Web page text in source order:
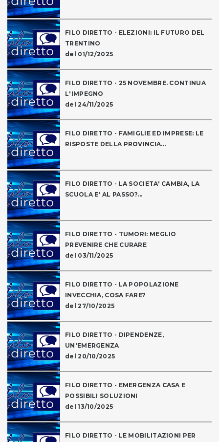
FILO DIRETTO - ELEZIONI: IL FUTURO DEL
TRENTINO
del 01/12/2025
FILO DIRETTO - 25 NOVEMBRE. CONTINUA
L'IMPEGNO
del 24/11/2025
FILO DIRETTO - FAMIGLIE ED IMPRESE: LE
RISPOSTE DELLA PROVINCIA...
FILO DIRETTO - LA SOCIETA' CAMBIA, LA
SCUOLA E' AL PASSO?...
FILO DIRETTO - TUMORI: MEGLIO
PREVENIRE CHE CURARE
del 03/11/2025
FILO DIRETTO - LA POPOLAZIONE
INVECCHIA, COSA FARE?
del 27/10/2025
FILO DIRETTO - DIPENDENZE,
UN'EMERGENZA
del 20/10/2025
FILO DIRETTO - EMERGENZA CASA E
POSSIBILI SOLUZIONI
del 13/10/2025
FILO DIRETTO - LE MOBILITAZIONI PER